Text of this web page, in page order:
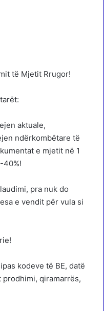
të Mjetit Rrugor!
aktuale,
ndërkombëtare të
e mjetit në 1
40%!
pra nuk do
e vendit për vula si
kodeve të BE, datë
qiramarrës,